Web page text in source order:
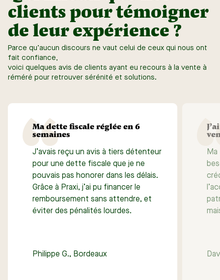
clients pour témoigner
de leur expérience ?
Parce qu’aucun discours ne vaut celui de ceux qui nous ont
fait confiance,
voici quelques avis de clients ayant eu recours à la vente à
réméré pour retrouver sérénité et solutions.
Ma dette fiscale réglée en 6
semaines
J’avais reçu un avis à tiers détenteur
pour une dette fiscale que je ne
pouvais pas honorer dans les délais.
Grâce à Praxi, j’ai pu financer le
remboursement sans attendre, et
éviter des pénalités lourdes.
Philippe G., Bordeaux
Ma